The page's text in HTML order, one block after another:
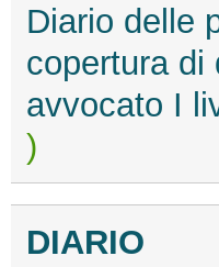
Diario delle
copertura di
avvocato I
)
DIARIO